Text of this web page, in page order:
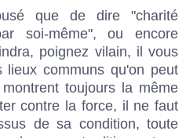
que de dire "charité
soi-même", ou encore
poignez vilain, il vous
communs qu'on peut
toujours la même
contre la force, il ne faut
de sa condition, toute